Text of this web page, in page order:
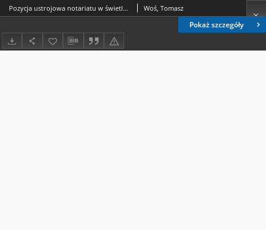
Pokaż szczegóły
Pozycja ustrojowa notariatu w świetle Prawa o notariacie z dnia 25 maja 1951 r. Woś, Tomasz